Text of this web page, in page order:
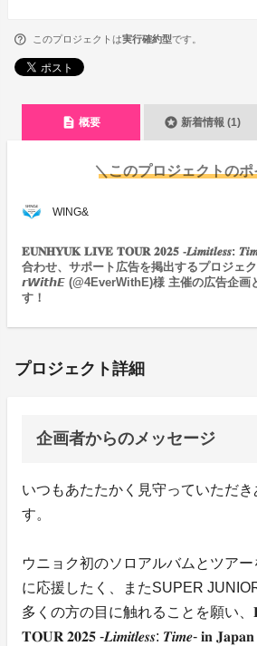
このプロジェクトは実行確約型です。
description 概要 stars 新着情報 (1)
＼このプロジェクトのポ
WING&
𝐄𝐔𝐍𝐇𝐘𝐔𝐊 𝐋𝐈𝐕𝐄 𝐓𝐎𝐔𝐑 𝟐𝟎𝟐𝟓 -𝑳𝒊𝒎𝒊𝒕𝒍𝒆𝒔𝒔:
合わせ、サポート広告を掲出するプロジェ
𝙧𝙒𝙞𝙩𝙝𝙀 (@4EverWithE)様 主催の広告企画
す！
プロジェクト詳細
企画者からのメッセージ
いつもあたたかく見守っていただき
す。
ウニョク初のソロアルバムとツア
に応援したく、またSUPER
多くの方の目に触れることを願
𝐓𝐎𝐔𝐑 𝟐𝟎𝟐𝟓 -𝑳𝒊𝒎𝒊𝒕𝒍𝒆𝒔𝒔: 𝑻𝒊𝒎𝒆- 𝐢𝐧